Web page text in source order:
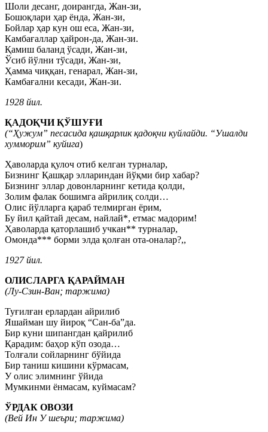
Шоли десанг, доирангда, Жан-зи,
Бошоқлари ҳар ёнда, Жан-зи,
Бойлар ҳар кун ош еса, Жан-зи,
Камбағаллар ҳайрон-да, Жан-зи.
Қамиш баланд ўсади, Жан-зи,
Ўсиб йўлни тўсади, Жан-зи,
Ҳамма чиққан, генарал, Жан-зи,
Камбағални кесади, Жан-зи.
1928 йил.
ҚАДОҚЧИ ҚЎШУҒИ
(“Ҳужум” песасида қашқарлик қадоқчи куйлайди. “Ушалди
хумморим” куйига)
Ҳаволарда қулоч отиб келган турналар,
Бизнинг Қашқар эллариндан йўқми бир хабар?
Бизнинг эллар довонларнинг кетида қолди,
Золим фалак бошимга айрилиқ солди…
Олис йўлларга қараб телмирган ёрим,
Бу йил қайтай десам, найлай*, етмас мадорим!
Ҳаволарда қаторлашиб учкан** турналар,
Омонда*** борми элда қолған ота-оналар?,,
1927 йил.
ОЛИСЛАРГА ҚАРАЙМАН
(Лу-Сзин-Ван; таржима)
Туғилған ерлардан айрилиб
Яшайман шу йироқ “Сан-ба”да.
Бир куни шипангдан қайрилиб
Қарадим: баҳор кўп озода…
Толғали сойларнинг бўйида
Бир таниш кишини кўрмасам,
У олис элимнинг ўйида
Мумкинми ёнмасам, куймасам?
ЎРДАК ОВОЗИ
(Вей Ин У шеъри; таржима)